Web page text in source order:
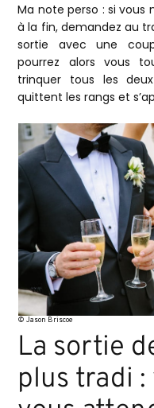
Ma note perso : si vous
à la fin, demandez au
sortie avec une
pourrez alors vous
trinquer tous les
quittent les rangs et
© Jason Briscoe
La sortie
plus tradi